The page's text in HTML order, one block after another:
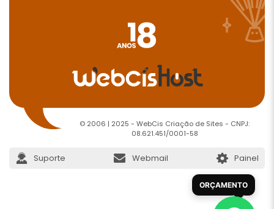
© 2006 | 2025 - WebCis Criação de Sites - CNPJ:
08.621.451/0001-58
Suporte Webmail Painel
ORÇAMENTO